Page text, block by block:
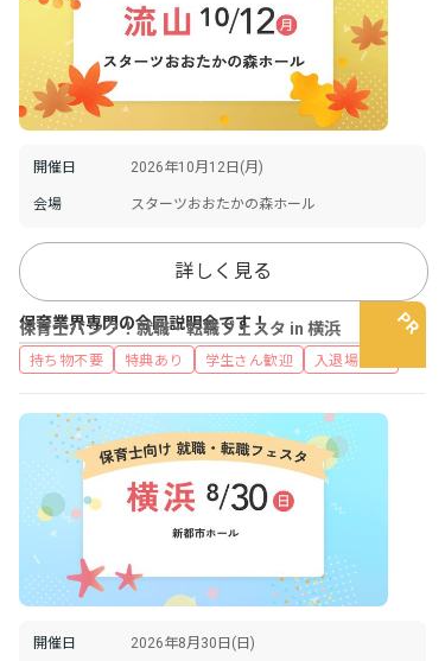
開催日 2026年10月12日(月)
会場 スターツおおたかの森ホール
詳しく見る
保育士バンク！就職・転職フェスタ in 横浜
保育業界専門の合同説明会です！
持ち物不要 特典あり 学生さん歓迎 入退場自由
開催日 2026年8月30日(日)